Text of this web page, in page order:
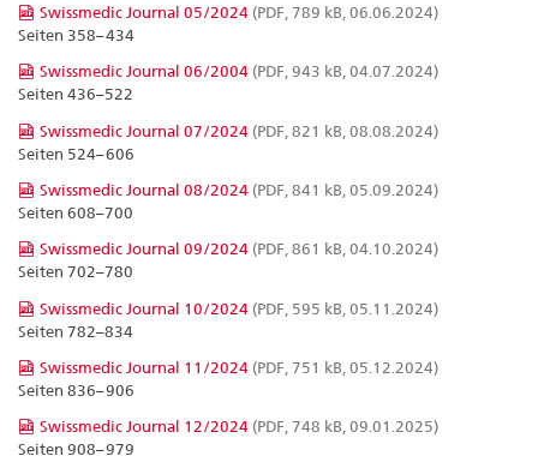
Swissmedic Journal 05/2024 (PDF, 789 kB, 06.06.2024)
Seiten 358–434
Swissmedic Journal 06/2004 (PDF, 943 kB, 04.07.2024)
Seiten 436–522
Swissmedic Journal 07/2024 (PDF, 821 kB, 08.08.2024)
Seiten 524–606
Swissmedic Journal 08/2024 (PDF, 841 kB, 05.09.2024)
Seiten 608–700
Swissmedic Journal 09/2024 (PDF, 861 kB, 04.10.2024)
Seiten 702–780
Swissmedic Journal 10/2024 (PDF, 595 kB, 05.11.2024)
Seiten 782–834
Swissmedic Journal 11/2024 (PDF, 751 kB, 05.12.2024)
Seiten 836–906
Swissmedic Journal 12/2024 (PDF, 748 kB, 09.01.2025)
Seiten 908–979